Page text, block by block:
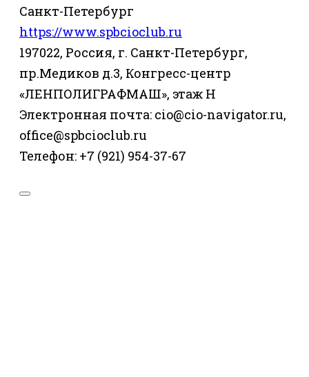
Санкт-Петербург
https://www.spbcioclub.ru
197022, Россия, г. Санкт-Петербург,
пр.Медиков д.3, Конгресс-центр
«ЛЕНПОЛИГРАФМАШ», этаж Н
Электронная почта: cio@cio-navigator.ru,
office@spbcioclub.ru
Телефон: +7 (921) 954-37-67